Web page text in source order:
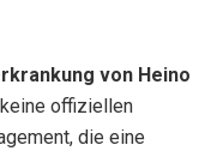
von Heino
offiziellen
die eine